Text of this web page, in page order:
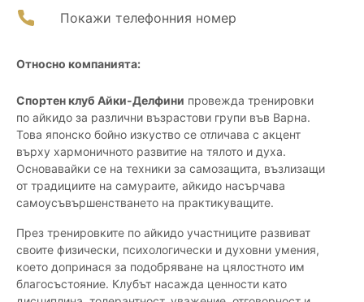
Покажи телефонния номер
Относно компанията:
Спортен клуб Айки-Делфини провежда тренировки
по айкидо за различни възрастови групи във Варна.
Това японско бойно изкуство се отличава с акцент
върху хармоничното развитие на тялото и духа.
Основавайки се на техники за самозащита, възлизащи
от традициите на самураите, айкидо насърчава
самоусъвършенстването на практикуващите.
През тренировките по айкидо участниците развиват
своите физически, психологически и духовни умения,
което допринася за подобряване на цялостното им
благосъстояние. Клубът насажда ценности като